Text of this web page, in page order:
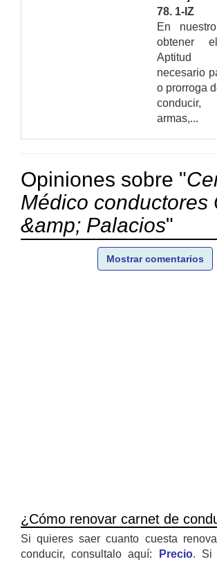
78. 1-IZ
En
obtener
Aptitud
necesario
o prorroga
armas,...
Opiniones sobre "
Médico conductores
&amp; Palacios"
Mostrar comentarios
¿Cómo renovar carnet de
Si quieres saer cuanto cuesta
conducir, consultalo aquí:
Precio. Si